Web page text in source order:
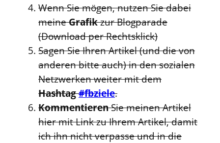
Wenn Sie mögen, nutzen Sie dabei
meineGrafikzur Blogparade
(Download per Rechtsklick)
Sagen Sie Ihren Artikel (und die von
anderen bitte auch) in den sozialen
Netzwerken weiter mit dem
Hashtag#fbziele.
KommentierenSie meinen Artikel
hier mit Link zu Ihrem Artikel, damit
ich ihn nicht verpasse und in die